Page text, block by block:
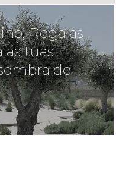
Rega as
as tuas
de